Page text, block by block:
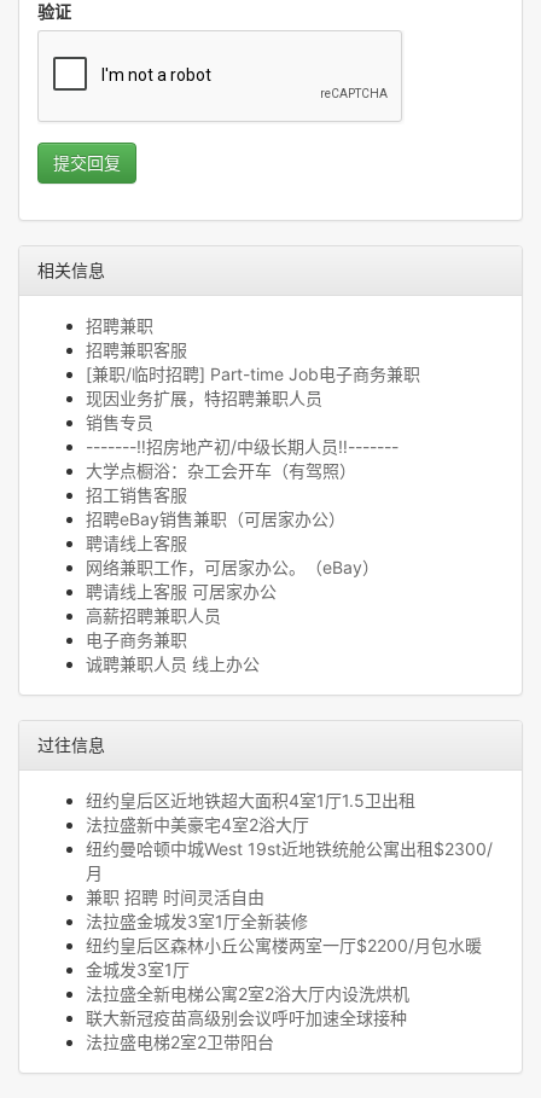
验证
提交回复
相关信息
招聘兼职
招聘兼职客服
[兼职/临时招聘] Part-time Job电子商务兼职
现因业务扩展，特招聘兼职人员
销售专员
-------‼️招房地产初/中级长期人员‼️-------
大学点橱浴：杂工会开车（有驾照）
招工销售客服
招聘eBay销售兼职（可居家办公）
聘请线上客服
网络兼职工作，可居家办公。（eBay）
聘请线上客服 可居家办公
高薪招聘兼职人员
电子商务兼职
诚聘兼职人员 线上办公
过往信息
纽约皇后区近地铁超大面积4室1厅1.5卫出租
法拉盛新中美豪宅4室2浴大厅
纽约曼哈顿中城West 19st近地铁统舱公寓出租$2300/
月
兼职 招聘 时间灵活自由
法拉盛金城发3室1厅全新装修
纽约皇后区森林小丘公寓楼两室一厅$2200/月包水暖
金城发3室1厅
法拉盛全新电梯公寓2室2浴大厅内设洗烘机
联大新冠疫苗高级别会议呼吁加速全球接种
法拉盛电梯2室2卫带阳台